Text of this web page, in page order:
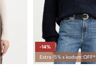
-14%
Extra -5% s kodom: OFF*